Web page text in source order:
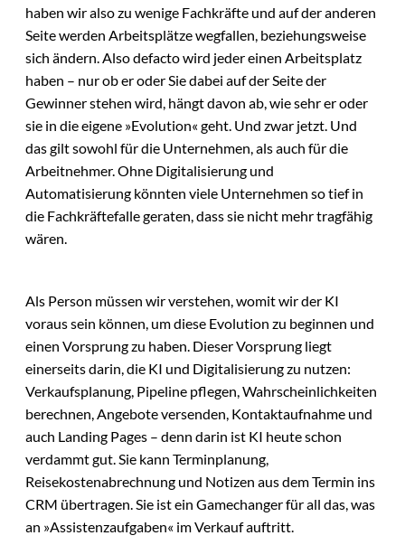
haben wir also zu wenige Fachkräfte und auf der anderen
Seite werden Arbeitsplätze wegfallen, beziehungsweise
sich ändern. Also defacto wird jeder einen Arbeitsplatz
haben – nur ob er oder Sie dabei auf der Seite der
Gewinner stehen wird, hängt davon ab, wie sehr er oder
sie in die eigene »Evolution« geht. Und zwar jetzt. Und
das gilt sowohl für die Unternehmen, als auch für die
Arbeitnehmer. Ohne Digitalisierung und
Automatisierung könnten viele Unternehmen so tief in
die Fachkräftefalle geraten, dass sie nicht mehr tragfähig
wären.
Als Person müssen wir verstehen, womit wir der KI
voraus sein können, um diese Evolution zu beginnen und
einen Vorsprung zu haben. Dieser Vorsprung liegt
einerseits darin, die KI und Digitalisierung zu nutzen:
Verkaufsplanung, Pipeline pflegen, Wahrscheinlichkeiten
berechnen, Angebote versenden, Kontaktaufnahme und
auch Landing Pages – denn darin ist KI heute schon
verdammt gut. Sie kann Terminplanung,
Reisekostenabrechnung und Notizen aus dem Termin ins
CRM übertragen. Sie ist ein Gamechanger für all das, was
an »Assistenzaufgaben« im Verkauf auftritt.